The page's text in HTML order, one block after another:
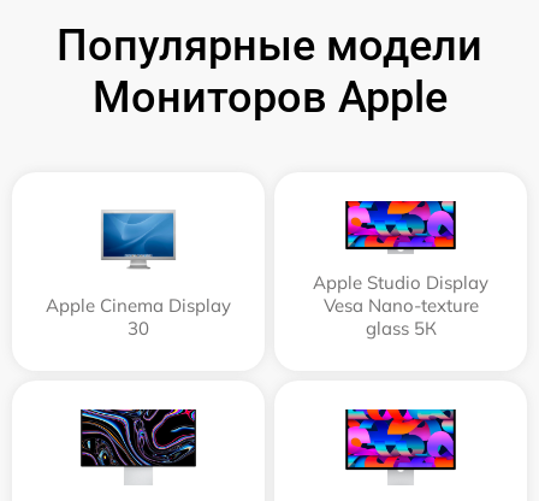
Популярные модели
Мониторов Apple
Apple Cinema Display
30
Apple Studio Display
Vesa Nano-texture
glass 5К